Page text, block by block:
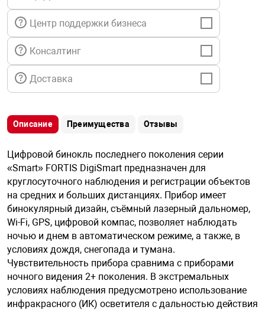
техника
автомобили
информации
техника
средства охраны
ключи
сигнализации
безопасность
Центр поддержки бизнеса
Консалтинг
Доставка
Описание Преимущества Отзывы
Цифровой бинокль последнего поколения серии
«Smart» FORTIS DigiSmart предназначен для
круглосуточного наблюдения и регистрации объектов
на средних и больших дистанциях. Прибор имеет
бинокулярный дизайн, съёмный лазерный дальномер,
Wi-Fi, GPS, цифровой компас, позволяет наблюдать
ночью и днем в автоматическом режиме, а также, в
условиях дождя, снегопада и тумана.
Чувствительность прибора сравнима с приборами
ночного видения 2+ поколения. В экстремальных
условиях наблюдения предусмотрено использование
инфракрасного (ИК) осветителя с дальностью действия